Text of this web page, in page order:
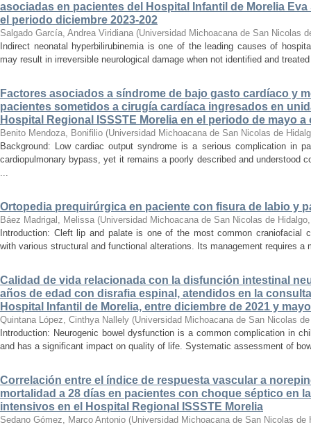
asociadas en pacientes del Hospital Infantil de Morelia
el periodo diciembre 2023-202
Salgado García, Andrea Viridiana (Universidad Michoacana de San Nicolas
Indirect neonatal hyperbilirubinemia is one of the leading causes of
may result in irreversible neurological damage when not identified and
Factores asociados a síndrome de bajo gasto cardíaco y
pacientes sometidos a cirugía cardíaca ingresados en
Hospital Regional ISSSTE Morelia en el periodo de mayo a
Benito Mendoza, Bonifilio (Universidad Michoacana de San Nicolas de
Background: Low cardiac output syndrome is a serious complication in
cardiopulmonary bypass, yet it remains a poorly described and understood
...
Ortopedia prequirúrgica en paciente con fisura de labio y
Báez Madrigal, Melissa (Universidad Michoacana de San Nicolas de Hidalgo
Introduction: Cleft lip and palate is one of the most common craniofacial
with various structural and functional alterations. Its management requires a
Calidad de vida relacionada con la disfunción intestinal
años de edad con disrafia espinal, atendidos en la
Hospital Infantil de Morelia, entre diciembre de 2021 y
Quintana López, Cinthya Nallely (Universidad Michoacana de San Nicolas
Introduction: Neurogenic bowel dysfunction is a common complication in
and has a significant impact on quality of life. Systematic assessment of
Correlación entre el índice de respuesta vascular a
mortalidad a 28 días en pacientes con choque séptico en
intensivos en el Hospital Regional ISSSTE Morelia
Sedano Gómez, Marco Antonio (Universidad Michoacana de San Nicolas de